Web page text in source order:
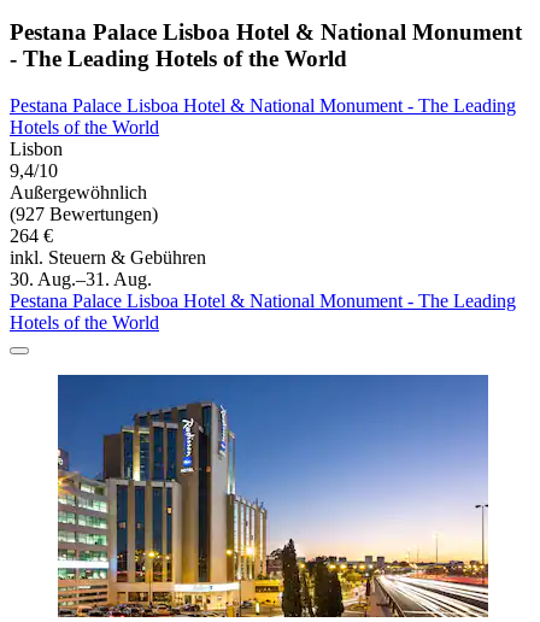
Pestana Palace Lisboa Hotel & National Monument
- The Leading Hotels of the World
Pestana Palace Lisboa Hotel & National Monument - The Leading
Hotels of the World
Lisbon
9,4/10
Außergewöhnlich
(927 Bewertungen)
264 €
inkl. Steuern & Gebühren
30. Aug.–31. Aug.
Pestana Palace Lisboa Hotel & National Monument - The Leading
Hotels of the World